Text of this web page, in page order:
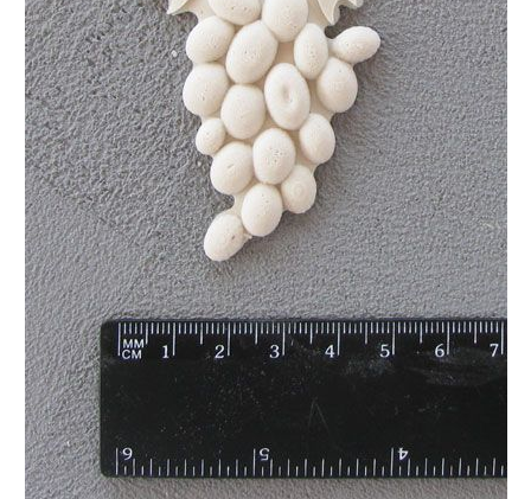
Share Tweet
M 26 Силиконов молд - грозд